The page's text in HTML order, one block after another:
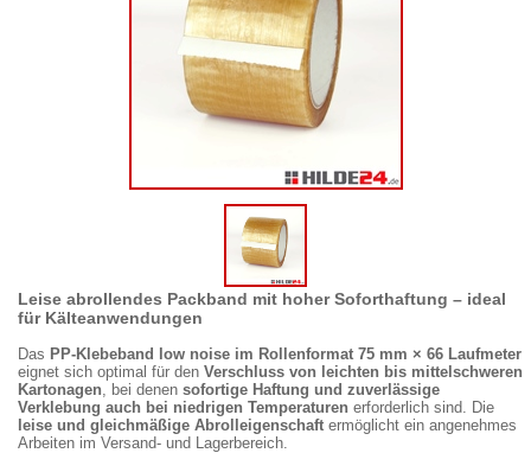
Leise abrollendes Packband mit hoher Soforthaftung – ideal
für Kälteanwendungen
Das PP-Klebeband low noise im Rollenformat 75 mm × 66 Laufmeter
eignet sich optimal für den Verschluss von leichten bis mittelschweren
Kartonagen , bei denen sofortige Haftung und zuverlässige
Verklebung auch bei niedrigen Temperaturen erforderlich sind. Die
leise und gleichmäßige Abrolleigenschaft ermöglicht ein angenehmes
Arbeiten im Versand- und Lagerbereich.